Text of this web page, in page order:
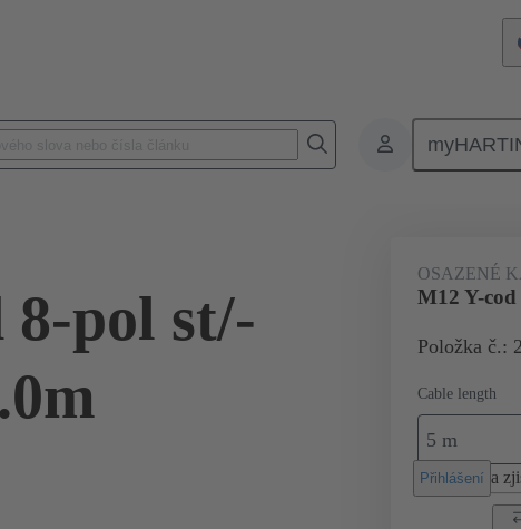
Kruhové konektory Systémová kabeláž
8-pol st/-
OSAZENÉ
M12 Y-
Položka č.:
Cable length
5 m
Přihlášení a